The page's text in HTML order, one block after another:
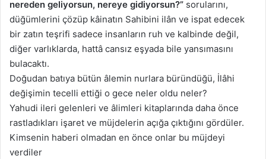
nereden geliyorsun, nereye gidiyorsun?” sorularını,
düğümlerini çözüp kâinatın Sahibini ilân ve ispat edecek
bir zatın teşrifi sadece insanların ruh ve kalbinde değil,
diğer varlıklarda, hattâ cansız eşyada bile yansımasını
bulacaktı.
Doğudan batıya bütün âlemin nurlara büründüğü, İlâhi
değişimin tecelli ettiği o gece neler oldu neler?
Yahudi ileri gelenleri ve âlimleri kitaplarında daha önce
rastladıkları işaret ve müjdelerin açığa çıktığını gördüler.
Kimsenin haberi olmadan en önce onlar bu müjdeyi
verdiler